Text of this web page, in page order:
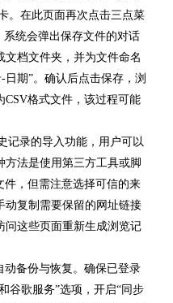
。在此页面再次点击三点菜
系统会弹出保存文件的对话
档文件夹，并为文件命名
日期”。确认后点击保存，浏
CSV格式文件，该过程可能
记录的导入功能，用户可以
方法是使用第三方工具或脚
件，但需注意选择可信的来
动复制需要保留的网址链接
问这些页面重新生成浏览记
动备份与恢复。确保已登录
谷歌服务”选项，开启“同步